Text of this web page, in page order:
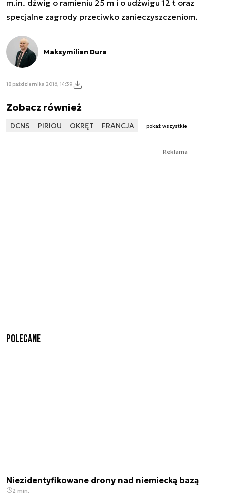
m.in. dźwig o ramieniu 25 m i o udźwigu 12 t oraz
specjalne zagrody przeciwko zanieczyszczeniom.
Maksymilian Dura
18 października 2016, 14:39
Zobacz również
DCNS PIRIOU OKRĘT FRANCJA pokaż wszystkie
Reklama
Polecane
Niezidentyfikowane drony nad niemiecką bazą
2 min.